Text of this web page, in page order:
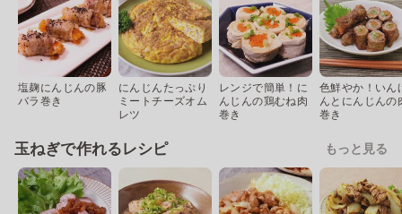
塩麹にんじんの豚
バラ巻き
にんじんたっぷり
ミートチーズオム
レツ
レンジで簡単！に
んじんの鶏むね肉
巻き
色鮮やか！いん
んとにんじんの
巻き
玉ねぎで作れるレシピ もっと見る